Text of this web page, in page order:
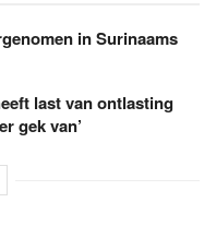
in Surinaams
last van ontlasting
gek van’